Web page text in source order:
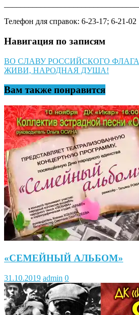
Телефон для справок: 6-23-17; 6-21-02
Навигация по записям
ВО СЛАВУ РОССИЙСКОГО ФЛАГА
ЖИВИ, НАРОДНАЯ ДУША!
Вам также понравится
«СЕМЕЙНЫЙ АЛЬБОМ»
31.10.2019 admin 0